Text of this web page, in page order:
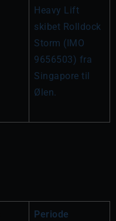
Heavy Lift
skibet Rolldock
Storm (IMO
9656503) fra
Singapore til
Ølen.
Periode